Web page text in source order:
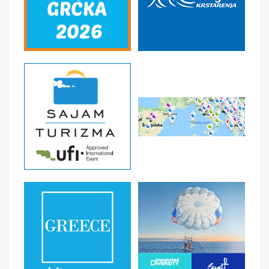
fakultativnog izleta do velelepnog dvorcaVersajiz XVI
veka, rezidencije kralja Luja XIV, poznatijeg kao Kralj
Sunca. Obilazak dvorca i šetnja predivnim parkom. Nakon
romantična vožnja brodom po Seni.
za individualne aktivnosti. Individualni povratak u hotel
6. dan PARIZ – DIZNILEND – PARIZ
Doručak.Nakon doručka mogućnost organizovanja
fakultativnog izleta do čuvenog zabavnog parka
Diznilend –nezaboravni provod u zemlji mašte i crtanog
filma. Povratak u Pariz u poslepodnevnim časovima.
Slobodno vreme za individualne aktivnosti.Noćenje.
7. dan PARIZ – MONMARTR - LUVR
Napuštanje hotela. Mogućnost organizovanja
fakultativne pešačke ture razgledanje Monmartra –